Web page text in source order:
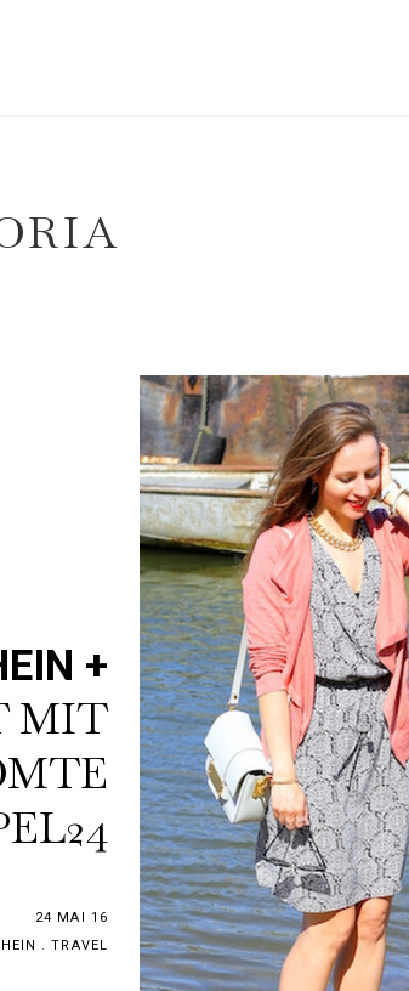
+
MIT
24 MAI 16
.TRAVEL